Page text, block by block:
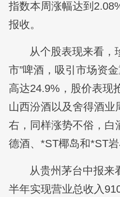
指数本周涨幅达到
报收。
从个股表现来看，
市”啤酒，吸引市场资
高达24.9%，股价表现
山西汾酒以及舍得酒业
右，同样涨势不俗，白
德酒、*ST椰岛和*ST岩
从贵州茅台中报来
半年实现营业总收入